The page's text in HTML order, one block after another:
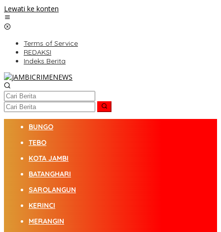
Lewati ke konten
Terms of Service
REDAKSI
Indeks Berita
BUNGO
TEBO
KOTA JAMBI
BATANGHARI
SAROLANGUN
KERINCI
MERANGIN